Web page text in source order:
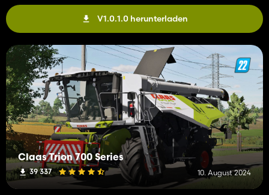
V1.0.1.0 herunterladen
Claas Trion 700 Series
39 337 10. August 2024